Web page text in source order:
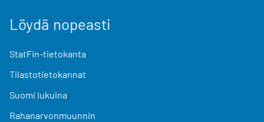
Löydä nopeasti
StatFin-tietokanta
Tilastotietokannat
Suomi lukuina
Rahanarvonmuunnin